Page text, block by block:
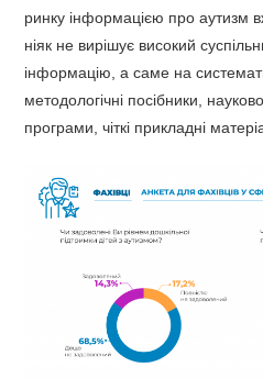
ринку інформацією про аутизм
ніяк не вирішує високий
інформацію, а саме на
методологічні посібники,
програми, чіткі прикладні